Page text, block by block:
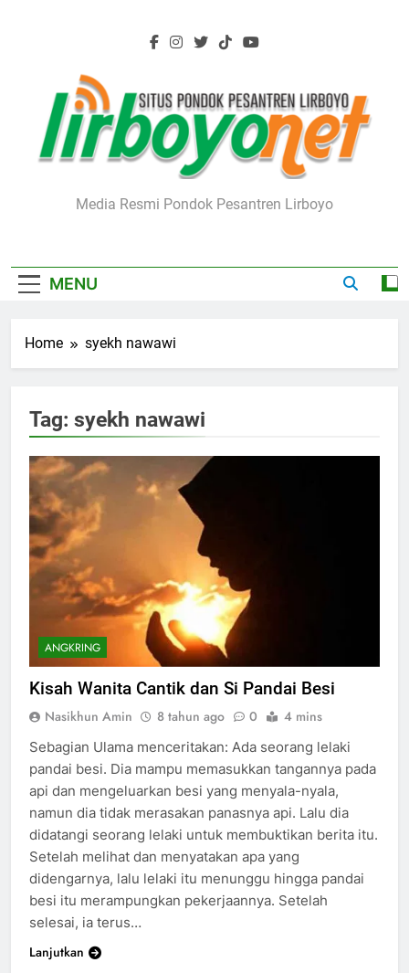
Lirboyo.net
Media Resmi Pondok Pesantren Lirboyo
MENU
Home syekh nawawi
Tag: syekh nawawi
ANGKRING
Kisah Wanita Cantik dan Si Pandai Besi
Nasikhun Amin 8 tahun ago 0 4 mins
Sebagian Ulama menceritakan: Ada seorang lelaki
pandai besi. Dia mampu memasukkan tangannya pada
api dan mengeluarkan besi yang menyala-nyala,
namun dia tidak merasakan panasnya api. Lalu dia
didatangi seorang lelaki untuk membuktikan berita itu.
Setelah melihat dan menyatakan apa yang
didengarnya, lalu lelaki itu menunggu hingga pandai
besi itu merampungkan pekerjaannya. Setelah
selesai, ia terus…
Lanjutkan